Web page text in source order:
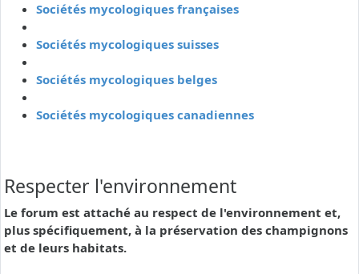
Sociétés mycologiques françaises
Sociétés mycologiques suisses
Sociétés mycologiques belges
Sociétés mycologiques canadiennes
Respecter l'environnement
Le forum est attaché au respect de l'environnement et,
plus spécifiquement, à la préservation des champignons
et de leurs habitats.